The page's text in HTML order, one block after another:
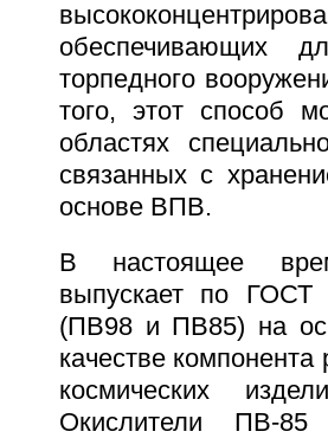
обеспечивающих
торпедного
того, этот способ
областях
связанных с
основе ВПВ.
В настоящее
выпускает по ГОСТ
(ПВ98 и ПВ85) на
качестве
космических
Окислители ПВ-